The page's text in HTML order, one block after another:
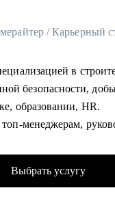
/ Карьерный
в
безопасности,
образовании, HR.
менеджерам,
консультировании.
клиентов.
Выбрать услугу